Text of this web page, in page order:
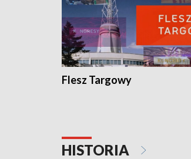
Flesz Targowy
HISTORIA